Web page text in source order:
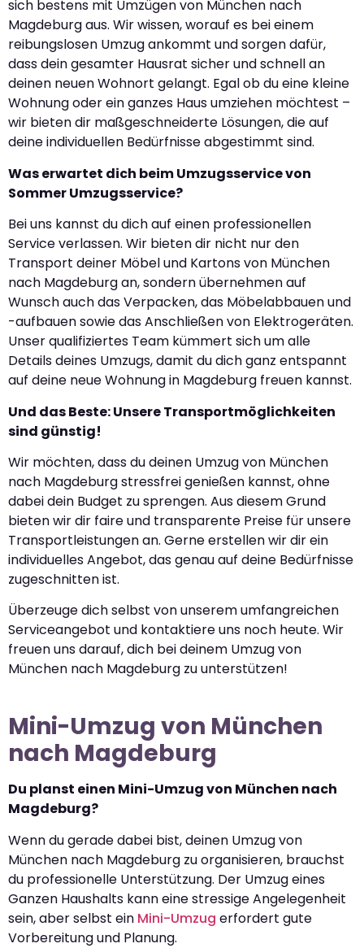
sich bestens mit Umzügen von München nach
Magdeburg aus. Wir wissen, worauf es bei einem
reibungslosen Umzug ankommt und sorgen dafür,
dass dein gesamter Hausrat sicher und schnell an
deinen neuen Wohnort gelangt. Egal ob du eine kleine
Wohnung oder ein ganzes Haus umziehen möchtest –
wir bieten dir maßgeschneiderte Lösungen, die auf
deine individuellen Bedürfnisse abgestimmt sind.
Was erwartet dich beim Umzugsservice von
Sommer Umzugsservice?
Bei uns kannst du dich auf einen professionellen
Service verlassen. Wir bieten dir nicht nur den
Transport deiner Möbel und Kartons von München
nach Magdeburg an, sondern übernehmen auf
Wunsch auch das Verpacken, das Möbelabbauen und
-aufbauen sowie das Anschließen von Elektrogeräten.
Unser qualifiziertes Team kümmert sich um alle
Details deines Umzugs, damit du dich ganz entspannt
auf deine neue Wohnung in Magdeburg freuen kannst.
Und das Beste: Unsere Transportmöglichkeiten
sind günstig!
Wir möchten, dass du deinen Umzug von München
nach Magdeburg stressfrei genießen kannst, ohne
dabei dein Budget zu sprengen. Aus diesem Grund
bieten wir dir faire und transparente Preise für unsere
Transportleistungen an. Gerne erstellen wir dir ein
individuelles Angebot, das genau auf deine Bedürfnisse
zugeschnitten ist.
Überzeuge dich selbst von unserem umfangreichen
Serviceangebot und kontaktiere uns noch heute. Wir
freuen uns darauf, dich bei deinem Umzug von
München nach Magdeburg zu unterstützen!
Mini-Umzug von München
nach Magdeburg
Du planst einen Mini-Umzug von München nach
Magdeburg?
Wenn du gerade dabei bist, deinen Umzug von
München nach Magdeburg zu organisieren, brauchst
du professionelle Unterstützung. Der Umzug eines
Ganzen Haushalts kann eine stressige Angelegenheit
sein, aber selbst ein Mini-Umzug erfordert gute
Vorbereitung und Planung.